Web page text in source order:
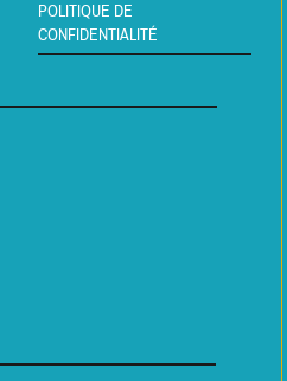
POLITIQUE DE
CONFIDENTIALITÉ